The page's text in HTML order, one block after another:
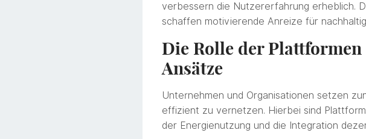
verbessern die Nutzererfahrung erheblich.
schaffen motivierende Anreize für
Die Rolle der
Ansätze
Unternehmen und Organisationen setzen
effizient zu vernetzen. Hierbei sind
der Energienutzung und die Integration